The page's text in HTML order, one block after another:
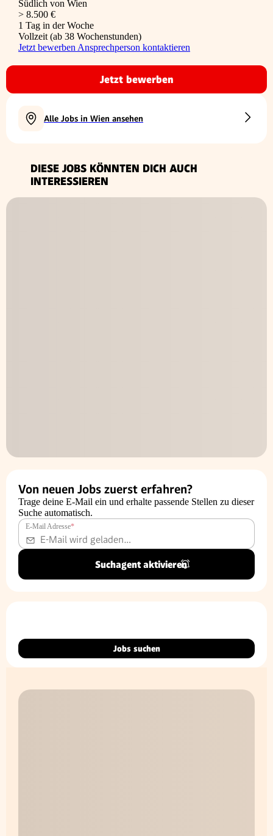
Südlich von Wien
> 8.500 €
1 Tag in der Woche
Vollzeit (ab 38 Wochenstunden)
Jetzt bewerbenAnsprechperson kontaktieren
Jetzt bewerben
Alle Jobs in Wien ansehen
DIESE JOBS KÖNNTEN DICH AUCH
INTERESSIEREN
Von neuen Jobs zuerst erfahren?
Trage deine E-Mail ein und erhalte passende Stellen zu dieser
Suche automatisch.
E-Mail Adresse*
Suchagent aktivieren
Jobs suchen